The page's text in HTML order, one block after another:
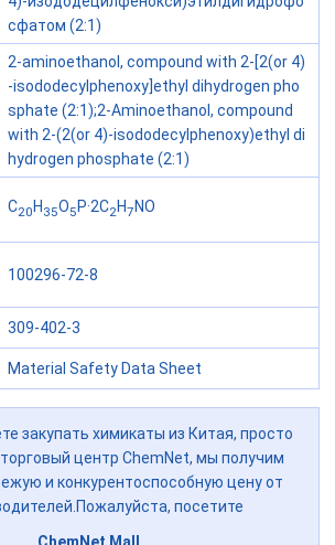
сфатом (2:1)
2-aminoethanol, compound with 2-[2(or 4)
-isododecylphenoxy]ethyl dihydrogen pho
sphate (2:1);2-Aminoethanol, compound
with 2-(2(or 4)-isododecylphenoxy)ethyl di
hydrogen phosphate (2:1)
C20 H 35O5 P·2C2H7 NO
100296-72-8
309-402-3
Material Safety Data Sheet
закупать химикаты из Китая, просто
центр ChemNet, мы получим
и конкурентоспособную цену от
посетите